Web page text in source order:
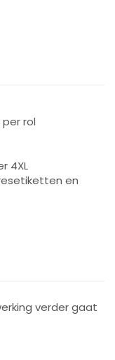
rol
4XL
en
verder gaat